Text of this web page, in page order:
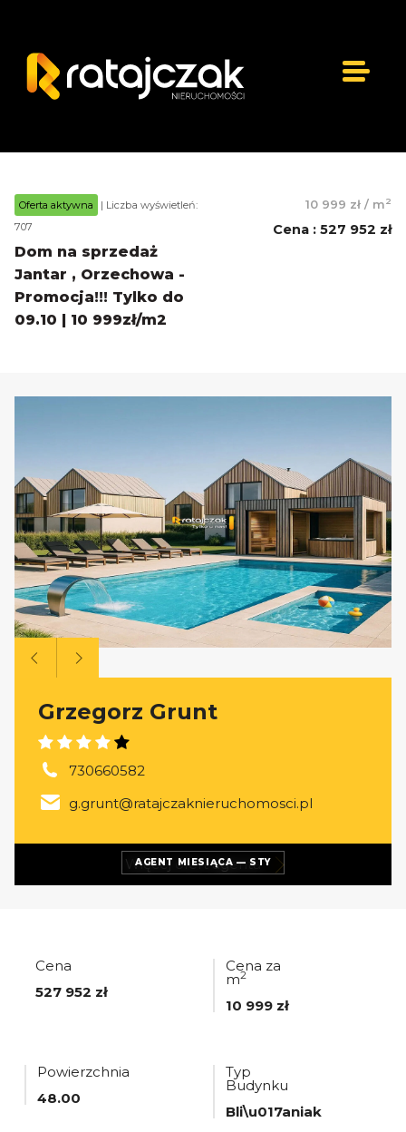
Oferta aktywna
| Liczba wyświetleń:
707
Dom na sprzedaż
Jantar , Orzechowa -
Promocja!!! Tylko do
09.10 | 10 999zł/m2
10 999 zł / m2
Cena : 527 952 zł
AGENT MIESIĄCA — STY
Grzegorz Grunt
730660582
g.grunt@ratajczaknieruchomosci.pl
Więcej ofertagenta
Cena
527 952 zł
Cena za
m2
10 999 zł
Powierzchnia
48.00
Typ
Budynku
Bli\u017aniak